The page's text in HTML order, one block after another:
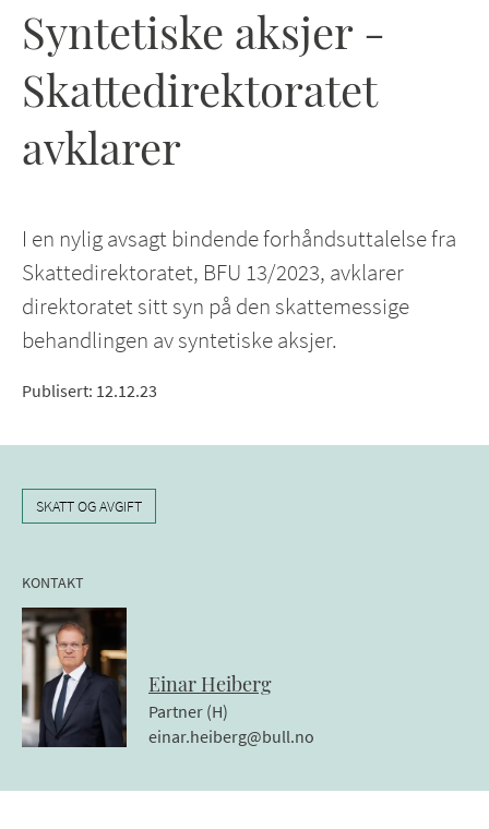
Syntetiske aksjer -
Skattedirektoratet
avklarer
I en nylig avsagt bindende forhåndsuttalelse fra
Skattedirektoratet, BFU 13/2023, avklarer
direktoratet sitt syn på den skattemessige
behandlingen av syntetiske aksjer.
Publisert: 12.12.23
SKATT OG AVGIFT
KONTAKT
Einar Heiberg
Partner (H)
einar.heiberg@bull.no